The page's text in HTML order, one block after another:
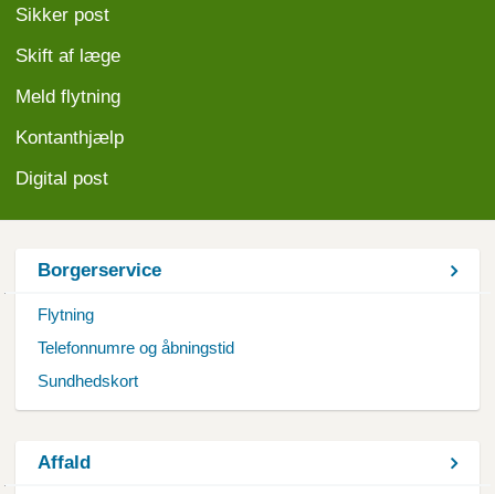
Sikker post
Skift af læge
Meld flytning
Kontanthjælp
Digital post
Borgerservice
Flytning
Telefonnumre og åbningstid
Sundhedskort
Affald